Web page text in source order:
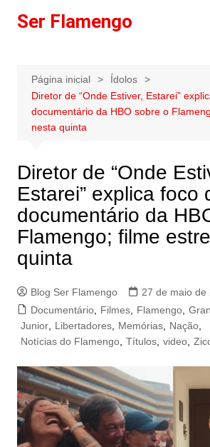
paraSer Flamengo
Página inicial
Ídolos
Diretor de “Onde Estiver, Estarei”
documentário da HBO sobre o
nesta quinta
Diretor de “Onde
Estarei” explica foco
documentário da
Flamengo; filme
quinta
Blog Ser Flamengo
27 de maio de
Documentário, Filmes, Flamengo,
Junior, Libertadores, Memórias, Nação,
Notícias do Flamengo, Títulos, video,